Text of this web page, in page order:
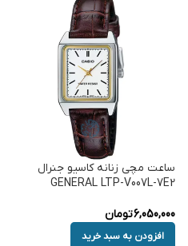
ساعت مچی زنانه کاسیو جنرال
GENERAL LTP-V007L-7E2
6,050,000تومان
افزودن به سبد خرید